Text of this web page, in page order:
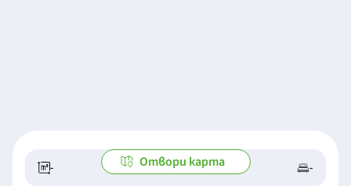
- -/- -
Отвори карта